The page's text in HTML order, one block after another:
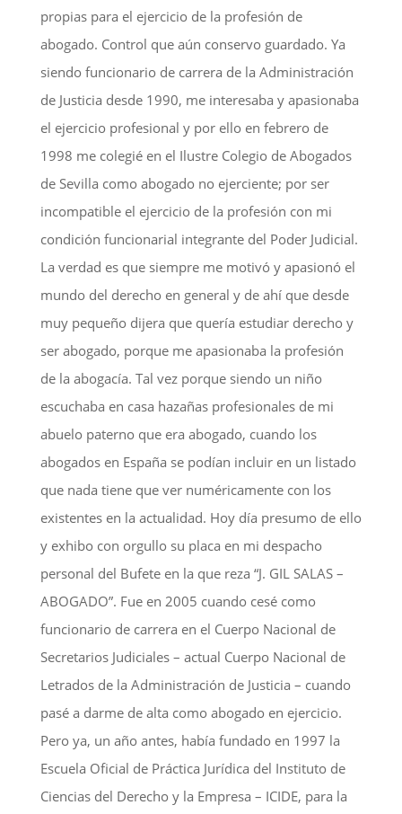
propias para el ejercicio de la profesión de
abogado. Control que aún conservo guardado. Ya
siendo funcionario de carrera de la Administración
de Justicia desde 1990, me interesaba y apasionaba
el ejercicio profesional y por ello en febrero de
1998 me colegié en el Ilustre Colegio de Abogados
de Sevilla como abogado no ejerciente; por ser
incompatible el ejercicio de la profesión con mi
condición funcionarial integrante del Poder Judicial.
La verdad es que siempre me motivó y apasionó el
mundo del derecho en general y de ahí que desde
muy pequeño dijera que quería estudiar derecho y
ser abogado, porque me apasionaba la profesión
de la abogacía. Tal vez porque siendo un niño
escuchaba en casa hazañas profesionales de mi
abuelo paterno que era abogado, cuando los
abogados en España se podían incluir en un listado
que nada tiene que ver numéricamente con los
existentes en la actualidad. Hoy día presumo de ello
y exhibo con orgullo su placa en mi despacho
personal del Bufete en la que reza “J. GIL SALAS –
ABOGADO”. Fue en 2005 cuando cesé como
funcionario de carrera en el Cuerpo Nacional de
Secretarios Judiciales – actual Cuerpo Nacional de
Letrados de la Administración de Justicia – cuando
pasé a darme de alta como abogado en ejercicio.
Pero ya, un año antes, había fundado en 1997 la
Escuela Oficial de Práctica Jurídica del Instituto de
Ciencias del Derecho y la Empresa – ICIDE, para la